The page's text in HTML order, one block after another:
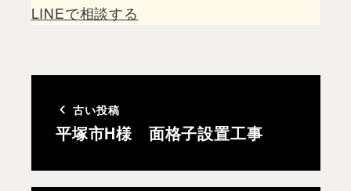
LINEで相談する
古い投稿
平塚市H様 面格子設置工事